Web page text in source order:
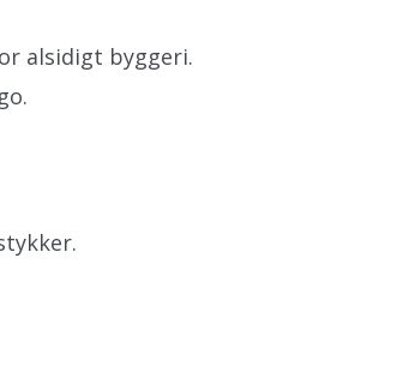
alsidigt byggeri.